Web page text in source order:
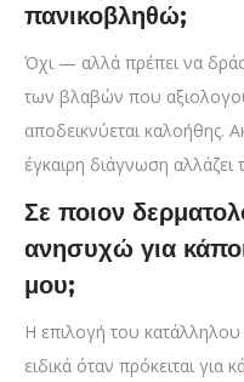
πανικοβληθώ;
Όχι — αλλά πρέπει να
των βλαβών που
αποδεικνύεται καλοήθης.
έγκαιρη διάγνωση αλλάζει
Σε ποιον
ανησυχώ για
μου;
Η επιλογή του κατάλληλου
ειδικά όταν πρόκειται για